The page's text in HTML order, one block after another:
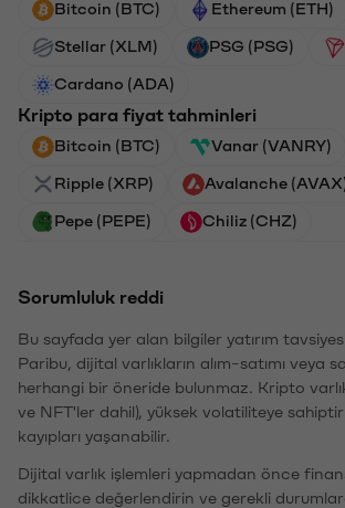
Bitcoin (BTC) Ethereum (ETH)
Stellar (XLM) PSG (PSG)
Cardano (ADA)
Kripto para fiyat tahminleri
Bitcoin (BTC) Vanar (VANRY)
Ripple (XRP) Avalanche
Pepe (PEPE) Chiliz (CHZ)
Sorumluluk reddi
Bu sayfada yer alan bilgiler yatırım
Paribu, dijital varlıkların alım-satımı veya
herhangi bir öneride bulunmaz. Kripto
ve NFT'ler dahil), yüksek volatiliteye
kayıpları yaşanabilir.
Dijital varlık işlemleri yapmadan önce
dikkatlice değerlendirin ve gerekli